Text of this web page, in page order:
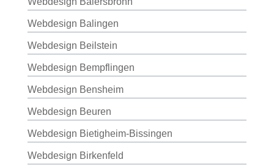
Webdesign Balingen
Webdesign Beilstein
Webdesign Bempflingen
Webdesign Bensheim
Webdesign Beuren
Webdesign Bietigheim-Bissingen
Webdesign Birkenfeld